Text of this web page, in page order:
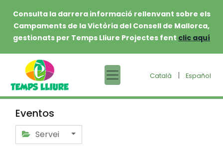
Consulta la darrera informació rellenvant sobre els
Campaments de la Victòria del Consell de Mallorca,
gestionats per Temps Lliure Projectes fent clic aquí
Català | Español
Eventos
Servei